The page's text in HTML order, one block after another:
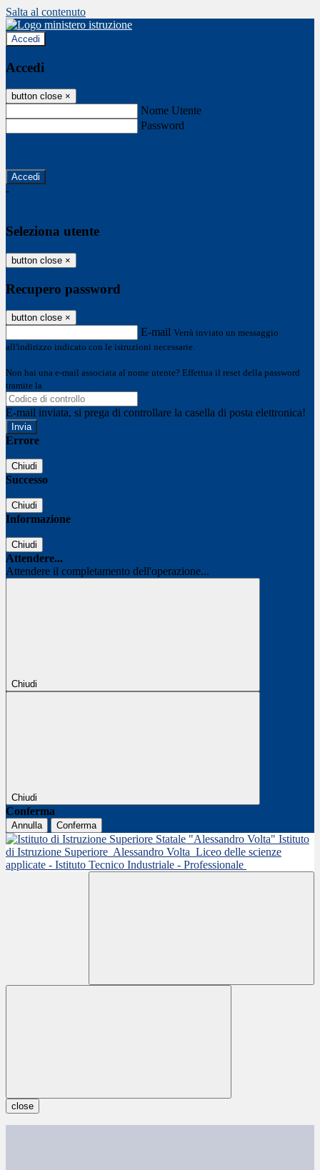
Salta al contenuto
Accedi
Accedi
button close ×
Nome Utente
Password
-
Seleziona utente
button close ×
Recupero password
button close ×
E-mail Verrà inviato un messaggio
all'indirizzo indicato con le istruzioni necessarie.
Non hai una e-mail associata al nome utente? Effettua il reset della password
tramite la
E-mail inviata, si prega di controllare la casella di posta elettronica!
Errore
Chiudi
Successo
Chiudi
Informazione
Chiudi
Attendere...
Attendere il completamento dell'operazione...
Chiudi
Chiudi
Conferma
Annulla Conferma
Istituto
di Istruzione Superiore Alessandro Volta Liceo delle scienze
applicate - Istituto Tecnico Industriale - Professionale
close